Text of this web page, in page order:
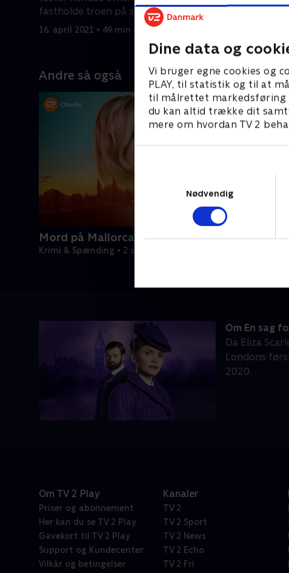
Dine data og
Vi bruger egne cookies og
PLAY, til statistik og til at
til målrettet markedsføring
du kan altid trække dit
mere om hvordan TV 2
Nødvendig
fastholde troen på sig selv?.
16. april 2021 • 49 min
Andre så også
Mord på Mallorca
Krimi & Spænding • 2 sæsoner
Om En sag
Da Eliza
Londons
2020.
Om TV 2 Play
Priser og abonnement
Her kan du se TV 2 Play
Gavekort til TV 2 Play
Support og Kundecenter
Vilkår og betingelser
Kanaler
TV 2
TV 2 Sport
TV 2 News
TV 2 Echo
TV 2 Fri